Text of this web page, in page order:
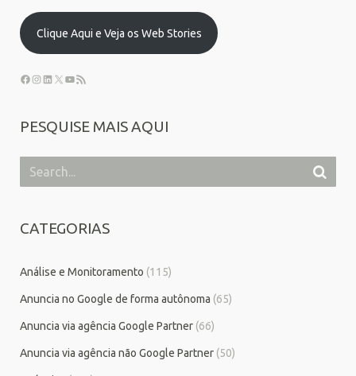
Clique Aqui e Veja os Web Stories
PESQUISE MAIS AQUI
CATEGORIAS
Análise e Monitoramento (115)
Anuncia no Google de forma autônoma (65)
Anuncia via agência Google Partner (66)
Anuncia via agência não Google Partner (50)